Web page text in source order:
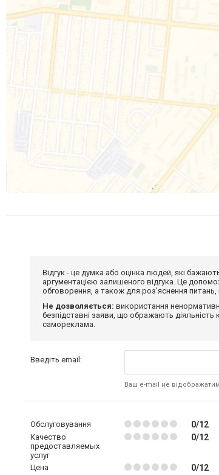
Відгук - це думка або оцінка людей, які
аргументацією залишеного відгука. Це
обговорення, а також для роз'яснення питань,
Не дозволяється: використання
безпідставні заяви, що ображають діяльність
самореклама.
Введіть email:
Ваш e-mail не
Обслуговування 0/12
Качество
предоставляемых
услуг
0/12
Цена 0/12